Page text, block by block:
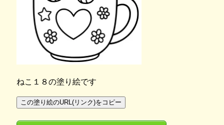
ねこ１８の塗り絵です
この塗り絵のURL(リンク)をコピー